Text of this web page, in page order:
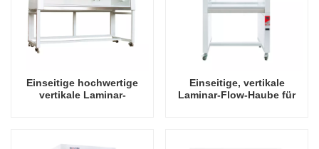
Einseitige hochwertige
vertikale Laminar-
Einseitige, vertikale
Laminar-Flow-Haube für